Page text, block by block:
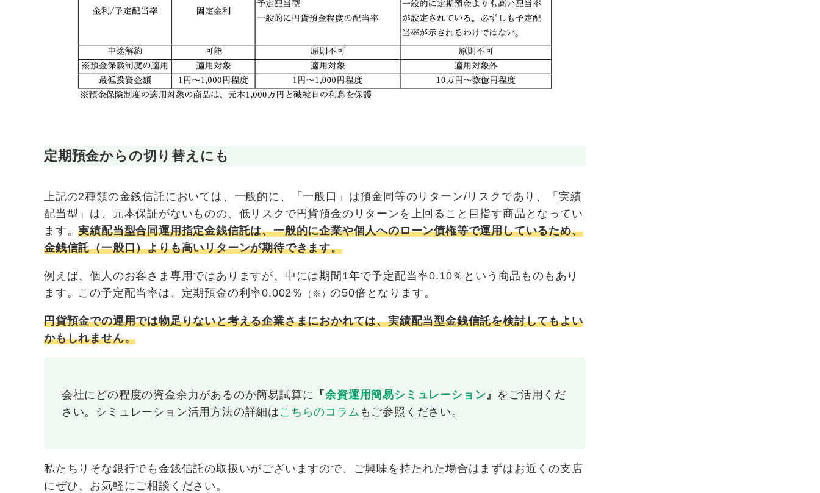
定期預金からの切り替えにも
上記の2種類の金銭信託においては、一般的に、「一般口」は預金同等のリターン/リスクであり、「実績
配当型」は、元本保証がないものの、低リスクで円貨預金のリターンを上回ること目指す商品となってい
ます。実績配当型合同運用指定金銭信託は、一般的に企業や個人へのローン債権等で運用しているため、
金銭信託（一般口）よりも高いリターンが期待できます。
例えば、個人のお客さま専用ではありますが、中には期間1年で予定配当率0.10％という商品ものもあり
ます。この予定配当率は、定期預金の利率0.002％
（※）の50倍となります。
円貨預金での運用では物足りないと考える企業さまにおかれては、実績配当型金銭信託を検討してもよい
かもしれません。
会社にどの程度の資金余力があるのか簡易試算に 『余資運用簡易シミュレーション 』 をご活用くだ
さい。シミュレーション活用方法の詳細は こちらのコラム もご参照ください。
私たちりそな銀行でも金銭信託の取扱いがございますので、ご興味を持たれた場合はまずはお近くの支店
にぜひ、お気軽にご相談ください。